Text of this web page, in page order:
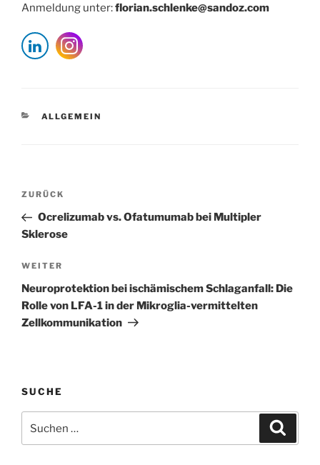
Anmeldung unter:florian.schlenke@sandoz.com
KATEGORIEN
ALLGEMEIN
Beitragsnavigation
Vorheriger
Beitrag
ZURÜCK
Ocrelizumab vs. Ofatumumab bei Multipler
Sklerose
Nächster
Beitrag
WEITER
Neuroprotektion bei ischämischem Schlaganfall: Die
Rolle von LFA-1 in der Mikroglia-vermittelten
Zellkommunikation
SUCHE
nach: